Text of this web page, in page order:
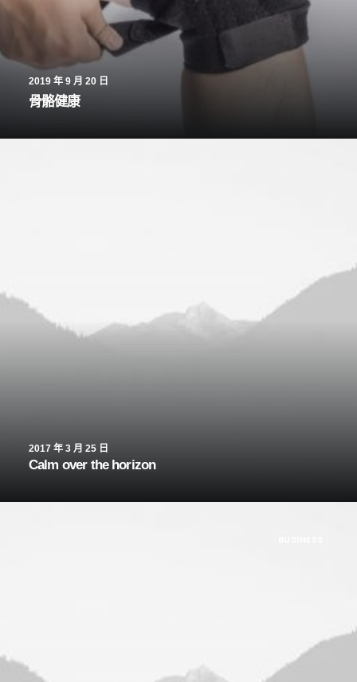
2019 年 9 月 20 日
骨骼健康
2017 年 3 月 25 日
Calm over the horizon